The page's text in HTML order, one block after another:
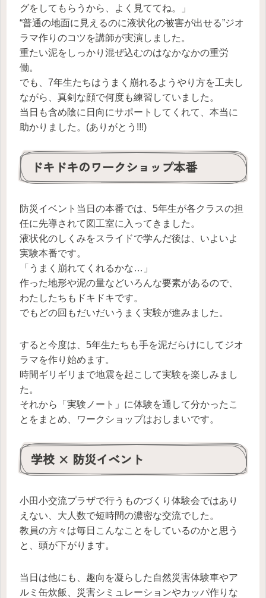
グをしてもらうから、よく見ててね。」
“普通の地面に見えるのに液状化の被害が出せる”ジオ
ラマ作りのコツを講師が実演しました。
重たい泥をしっかり混ぜ込むのはなかなかの重労
働。
でも、7年生たちはうまく崩れるようやり方を工夫し
ながら、真剣な顔で何度も練習していました。
当日も含め陰に日向にサポートしてくれて、本当に
助かりました。(ありがとう!!!)
ドキドキのワークショップ本番
防災イベント当日の本番では、5年生が各クラスの担
任に先導されて図工室に入ってきました。
液状化のしくみをスライドで学んだ後は、いよいよ
実験本番です。
「うまく崩れてくれるかな…」
作った地形や泥の量などいろんな要素があるので、
わたしたちもドキドキです。
でもどの回もだいだいうまく実験が進みました。
すると今度は、5年生たちも手を泥だらけにしてジオ
ラマを作り始めます。
時間ギリギリまで地震を起こして実験を楽しみまし
た。
それから「実験ノート」に体験を通して分かったこ
とをまとめ、ワークショップはおしまいです。
学校 × 防災イベント
小田小交流プラザで行うものづくり体験会ではあり
えない、大人数で短時間の濃密な交流でした。
教員の方々は毎日こんなことをしているのかと思う
と、頭が下がります。
当日は他にも、趣向を凝らした自然災害体験車やア
ルミ缶炊飯、災害シミュレーションやカッパ作りな